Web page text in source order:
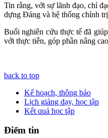
Tin rằng, với sự lãnh đạo, chỉ
dựng Đảng và hệ thống chính
Buổi nghiên cứu thực tế đã
với thực tiễn, góp phần nâng
back to top
Kế hoạch, thông báo
Lịch giảng dạy, học tập
Kết quả học tập
Điểm tin